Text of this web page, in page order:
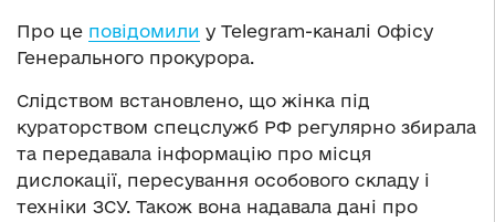
Про це повідомили у Telegram-каналі Офісу
Генерального прокурора.
Слідством встановлено, що жінка під
кураторством спецслужб РФ регулярно збирала
та передавала інформацію про місця
дислокації, пересування особового складу і
техніки ЗСУ. Також вона надавала дані про